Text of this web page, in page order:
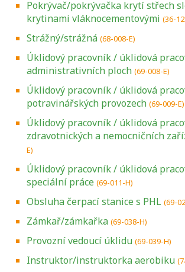
Pokrývač/pokrývačka krytí střech
krytinami vláknocementovými (36-
Strážný/strážná (68-008-E)
Úklidový pracovník / úklidová
administrativních ploch (69-008-E)
Úklidový pracovník / úklidová
potravinářských provozech (69-009-E)
Úklidový pracovník / úklidová
zdravotnických a nemocničních
E)
Úklidový pracovník / úklidová
speciální práce (69-011-H)
Obsluha čerpací stanice s PHL (69-
Zámkař/zámkařka (69-038-H)
Provozní vedoucí úklidu (69-039-H)
Instruktor/instruktorka aerobiku